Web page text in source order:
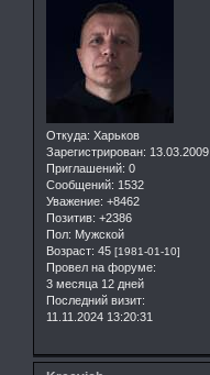
Откуда: Харьков
Зарегистрирован: 13.03.2009
Приглашений: 0
Сообщений: 1532
Уважение: +8462
Позитив: +2386
Пол: Мужской
Возраст: 45 [1981-01-10]
Провел на форуме:
3 месяца 12 дней
Последний визит:
11.11.2024 13:20:31